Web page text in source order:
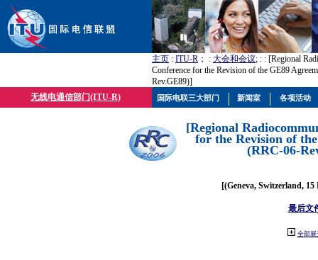
主页 : ITU-R ； : 大会和会议; : : [Regional
Conference for the Revision of the GE89
Rev.GE89)]
无线电通信部门(ITU-R)
[Regional
for the Revision of
(RRC-06-
[(Geneva, Switzerland, 15
最后文
全部展
国际电联三大部门 新闻室 各项活动